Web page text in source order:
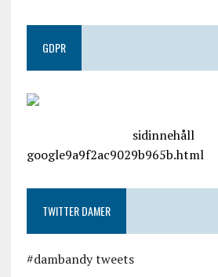
GDPR
sidinnehåll
google9a9f2ac9029b965b.html
TWITTER DAMER
#dambandy tweets